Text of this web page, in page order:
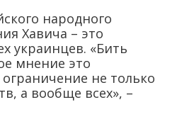
народного
Хавича – это
украинцев. «Бить
мнение это
не только
а вообще всех», –